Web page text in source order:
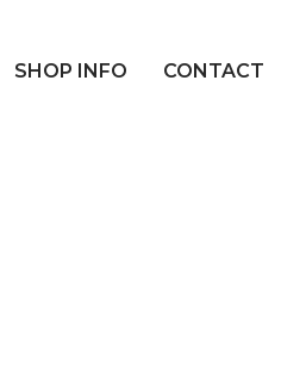
SHOP INFO CONTACT